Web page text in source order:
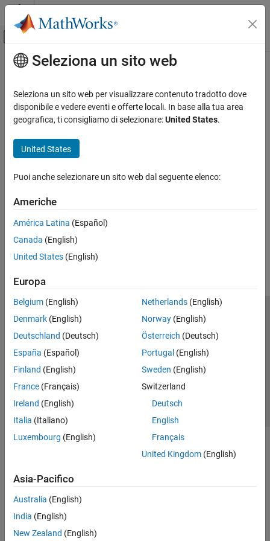
Vai al contenuto
Attiva/disattiva menu di navigazione
Pagina iniziale della documentazione
Contenuto principale
Seleziona un sito web
Seleziona un sito web per visualizzare contenuto tradotto dove
disponibile e vedere eventi e offerte locali. In base alla tua area
geografica, ti consigliamo di selezionare:United States.
United States
Puoi anche selezionare un sito web dal seguente elenco:
Americhe
América Latina (Español)
Canada (English)
United States (English)
Europa
Belgium (English)
Denmark (English)
Deutschland (Deutsch)
España (Español)
Finland (English)
France (Français)
Ireland (English)
Italia (Italiano)
Luxembourg (English)
Netherlands(English)
Norway(English)
Österreich (Deutsch)
Portugal (English)
Sweden (English)
Switzerland
Deutsch
English
Français
United Kingdom(English)
Asia-Pacifico
Australia (English)
India (English)
New Zealand (English)
Centro di fiducia
Informativa sulla privacy
Antipirateria
Stato dell'applicazione
Contatti
© 1994-2026 The MathWorks, Inc.